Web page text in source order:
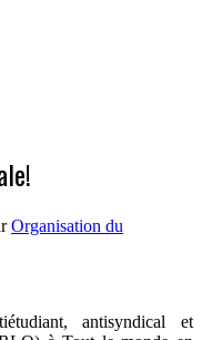
Organisation du
antisyndical et